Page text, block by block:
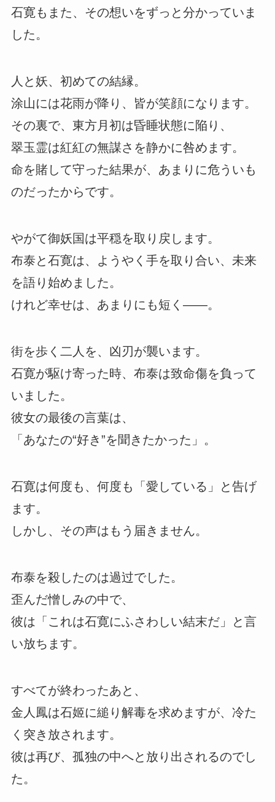
石寛もまた、その想いをずっと分かっていま
した。
人と妖、初めての結縁。
涂山には花雨が降り、皆が笑顔になります。
その裏で、東方月初は昏睡状態に陥り、
翠玉霊は紅紅の無謀さを静かに咎めます。
命を賭して守った結果が、あまりに危ういも
のだったからです。
やがて御妖国は平穏を取り戻します。
布泰と石寛は、ようやく手を取り合い、未来
を語り始めました。
けれど幸せは、あまりにも短く――。
街を歩く二人を、凶刃が襲います。
石寛が駆け寄った時、布泰は致命傷を負って
いました。
彼女の最後の言葉は、
「あなたの“好き”を聞きたかった」。
石寛は何度も、何度も「愛している」と告げ
ます。
しかし、その声はもう届きません。
布泰を殺したのは過过でした。
歪んだ憎しみの中で、
彼は「これは石寛にふさわしい結末だ」と言
い放ちます。
すべてが終わったあと、
金人鳳は石姬に縋り解毒を求めますが、冷た
く突き放されます。
彼は再び、孤独の中へと放り出されるのでし
た。